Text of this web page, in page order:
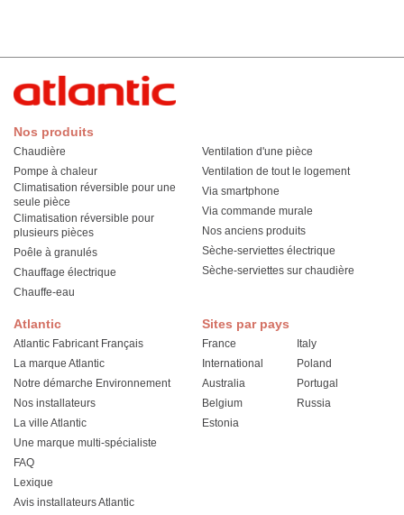
Atlantic
Atlantic Fabricant Français
La marque Atlantic
Notre démarche Environnement
Nos installateurs
La ville Atlantic
Une marque multi-spécialiste
FAQ
Lexique
Avis installateurs Atlantic
Nos produits
Chaudière
Pompe à chaleur
Climatisation réversible pour une
seule pièce
Climatisation réversible pour
plusieurs pièces
Poêle à granulés
Chauffage électrique
Chauffe-eau
Ventilation d'une pièce
Ventilation de tout le logement
Via smartphone
Via commande murale
Nos anciens produits
Sèche-serviettes électrique
Sèche-serviettes sur chaudière
Sites par pays
France
International
Australia
Belgium
Estonia
Italy
Poland
Portugal
Russia